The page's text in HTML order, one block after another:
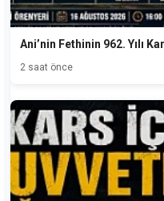
Ani’nin Fethinin 962. Yılı
2 saat önce